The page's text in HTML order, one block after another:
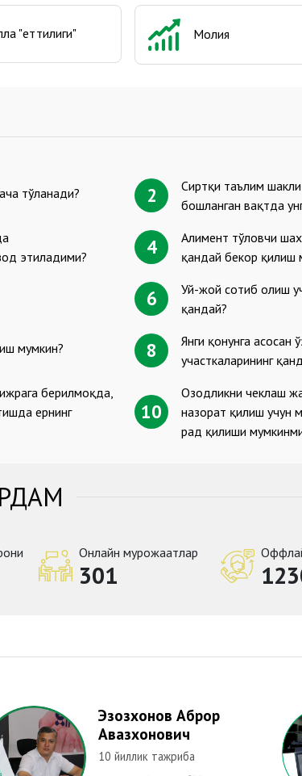
"еттилиги" Молия
тўланади? 2
Сиртқи таълим
бошланган вақтда
этиладими?
4
Алимент тўловчи
қандай бекор қилиш
6
Уй-жой сотиб олиш
қандай?
мумкин? 8
Янги қонунга асосан
участкаларининг
берилмоқда,
ернинг
10
Озодликни чеклаш
назорат қилиш учун
рад қилиши
Онлайн мурожаатлар
301
Эзозхонов Аброр
Авазхонович
10 йиллик тажриба